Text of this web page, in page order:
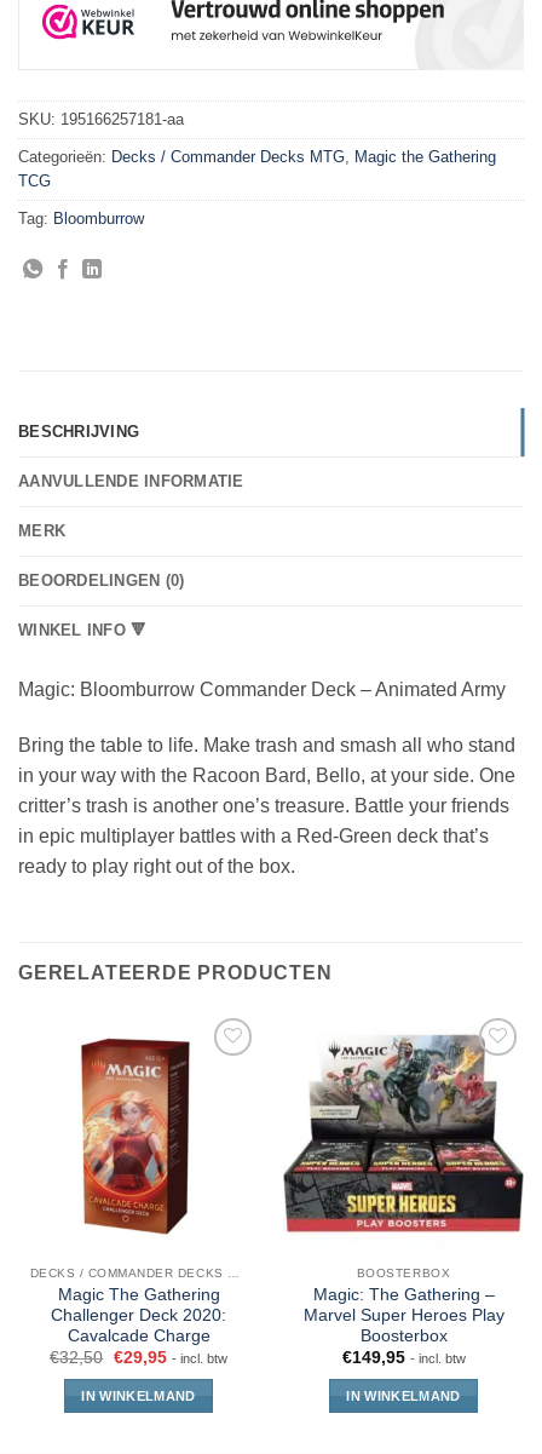
SKU: 195166257181-aa
Categorieën: Decks / Commander Decks MTG, Magic the Gathering
TCG
Tag: Bloomburrow
BESCHRIJVING
AANVULLENDE INFORMATIE
MERK
BEOORDELINGEN (0)
WINKEL INFO 🔻
Magic: Bloomburrow Commander Deck – Animated Army
Bring the table to life. Make trash and smash all who stand
in your way with the Racoon Bard, Bello, at your side. One
critter’s trash is another one’s treasure. Battle your friends
in epic multiplayer battles with a Red-Green deck that’s
ready to play right out of the box.
GERELATEERDE PRODUCTEN
DECKS / COMMANDER DECKS MTG
Magic The Gathering
Challenger Deck 2020:
Cavalcade Charge
€32,50 €29,95 - incl. btw
IN WINKELMAND
BOOSTERBOX
Magic: The Gathering –
Marvel Super Heroes Play
Boosterbox
€149,95 - incl. btw
IN WINKELMAND